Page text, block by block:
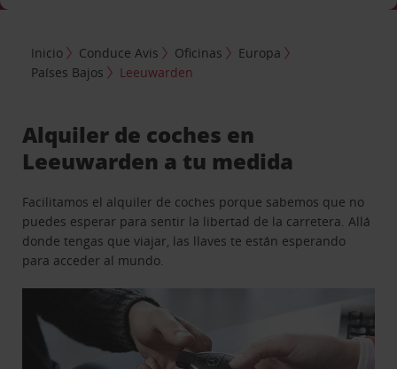
Inicio Conduce Avis Oficinas
Europa
Países Bajos
Leeuwarden
Alquiler de coches en
Leeuwarden a tu medida
Facilitamos el alquiler de coches porque sabemos que no
puedes esperar para sentir la libertad de la carretera. Allá
donde tengas que viajar, las llaves te están esperando
para acceder al mundo.